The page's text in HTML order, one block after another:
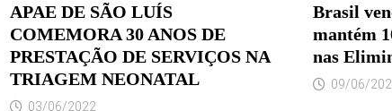
APAE DE SÃO LUÍS
COMEMORA 30 ANOS DE
PRESTAÇÃO DE SERVIÇOS NA
TRIAGEM NEONATAL
03/06/2022
Brasil
mantém
nas
09/06/